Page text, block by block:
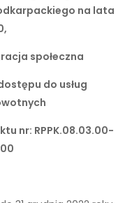
na lata
społeczna
do usług
nr: RPPK.08.03.00-